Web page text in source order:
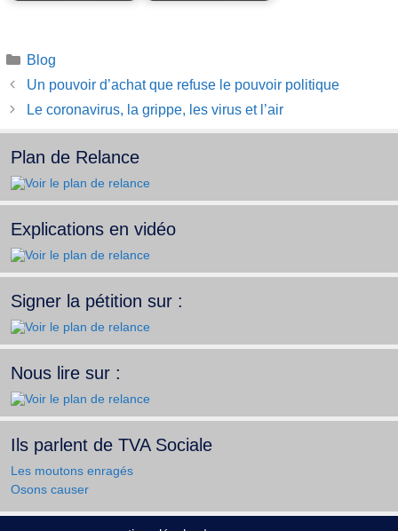
Catégories
Blog
Un pouvoir d’achat que refuse le pouvoir politique
Le coronavirus, la grippe, les virus et l’air
Plan de Relance
Explications en vidéo
Signer la pétition sur :
Nous lire sur :
Ils parlent de TVA Sociale
Les moutons enragés
Osons causer